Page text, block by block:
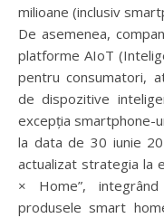
milioane (inclusiv
De asemenea,
platforme AIoT
pentru consumatori,
de dispozitive
excepția smartphone-
la data de 30 iunie
actualizat strategia la
× Home”,
produsele smart